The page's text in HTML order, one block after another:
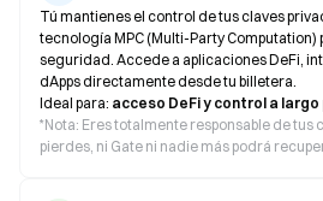
Tú mantienes el control de tus claves
tecnología MPC (Multi-Party Computation)
seguridad. Accede a aplicaciones DeFi,
dApps directamente desde tu billetera.
Ideal para: acceso DeFi y control a largo
*Nota: Eres totalmente responsable de tus
pierdes, ni Gate ni nadie más podrá